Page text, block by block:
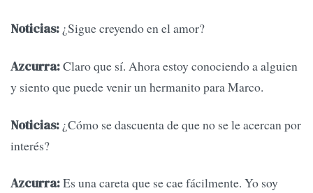
Noticias: ¿Sigue creyendo en el amor?
Azcurra:Claro que sí. Ahora estoy conociendo a alguien
y siento que puede venir un hermanito para Marco.
Noticias: ¿Cómo se dascuenta de que no se le acercan por
interés?
Azcurra:Es una careta que se cae fácilmente. Yo soy